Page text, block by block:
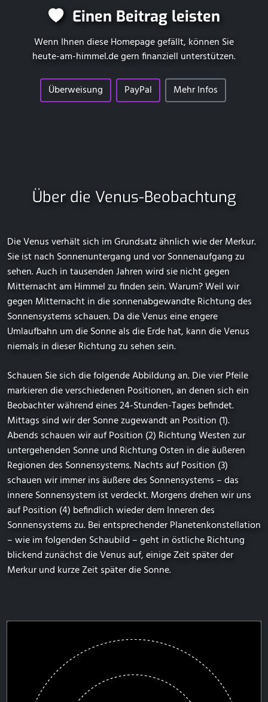
Einen Beitrag leisten
Wenn Ihnen diese Homepage gefällt, können Sie
heute-am-himmel.degern finanziell unterstützen.
Überweisung PayPal Mehr Infos
Über die Venus-Beobachtung
Die Venus verhält sich im Grundsatz ähnlich wie der Merkur.
Sie ist nach Sonnenuntergang und vor Sonnenaufgang zu
sehen. Auch in tausenden Jahren wird sie nicht gegen
Mitternacht am Himmel zu finden sein. Warum? Weil wir
gegen Mitternacht in die sonnenabgewandte Richtung des
Sonnensystems schauen. Da die Venus eine engere
Umlaufbahn um die Sonne als die Erde hat, kann die Venus
niemals in dieser Richtung zu sehen sein.
Schauen Sie sich die folgende Abbildung an. Die vier Pfeile
markieren die verschiedenen Positionen, an denen sich ein
Beobachter während eines 24-Stunden-Tages befindet.
Mittags sind wir der Sonne zugewandt an Position (1).
Abends schauen wir auf Position (2) Richtung Westen zur
untergehenden Sonne und Richtung Osten in die äußeren
Regionen des Sonnensystems. Nachts auf Position (3)
schauen wir immer ins äußere des Sonnensystems – das
innere Sonnensystem ist verdeckt. Morgens drehen wir uns
auf Position (4) befindlich wieder dem Inneren des
Sonnensystems zu. Bei entsprechender Planetenkonstellation
– wie im folgenden Schaubild – geht in östliche Richtung
blickend zunächst die Venus auf, einige Zeit später der
Merkur und kurze Zeit später die Sonne.